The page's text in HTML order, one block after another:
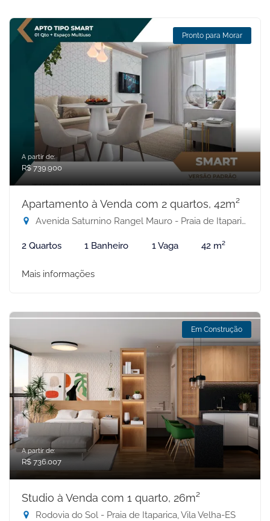
Pronto para Morar
A partir de:
R$ 739.900
Apartamento à Venda com 2 quartos, 42m²
Avenida Saturnino Rangel Mauro - Praia de Itaparica, Vila Velha-ES
2 Quartos 1 Banheiro 1 Vaga 42 m²
Mais informações
Em Construção
A partir de:
R$ 736.007
Studio à Venda com 1 quarto, 26m²
Rodovia do Sol - Praia de Itaparica, Vila Velha-ES